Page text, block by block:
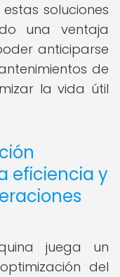
soluciones
una ventaja
anticiparse
de
la vida útil
eficiencia y
juega un
del